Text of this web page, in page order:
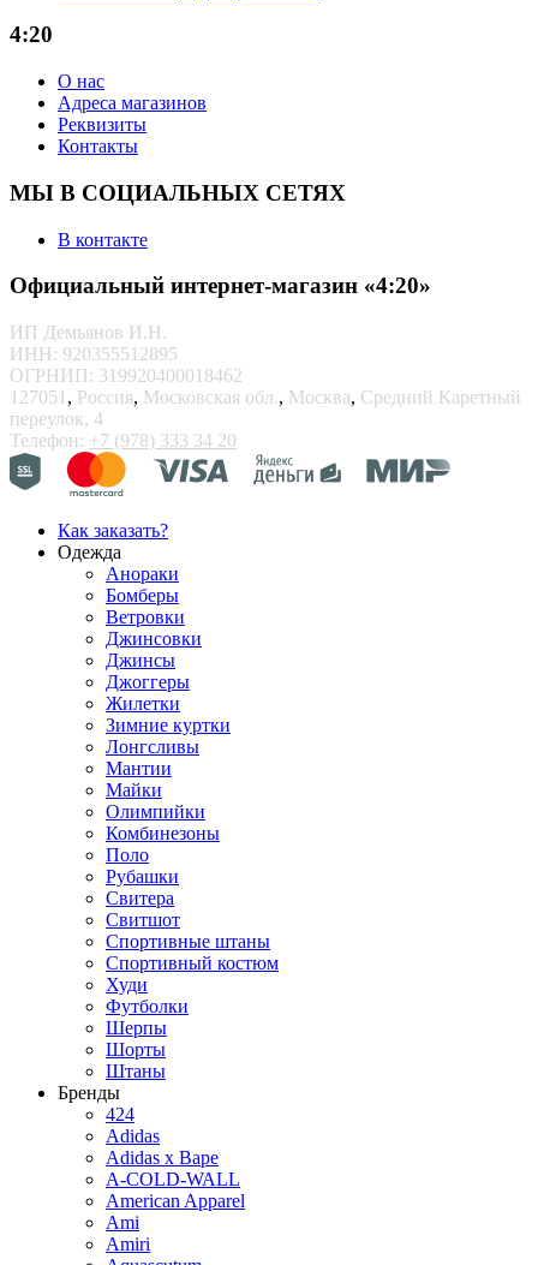
4:20
О нас
Адреса магазинов
Реквизиты
Контакты
МЫ В СОЦИАЛЬНЫХ СЕТЯХ
В контакте
Официальный интернет-магазин «4:20»
ИП Демьянов И.Н.
ИНН: 920355512895
ОГРНИП: 319920400018462
127051 , Россия, Московская обл., Москва, Средний Каретный
переулок, 4
Телефон: +7 (978) 333 34 20
Как заказать?
Одежда
Анораки
Бомберы
Ветровки
Джинсовки
Джинсы
Джоггеры
Жилетки
Зимние куртки
Лонгсливы
Мантии
Майки
Олимпийки
Комбинезоны
Поло
Рубашки
Свитера
Свитшот
Спортивные штаны
Спортивный костюм
Худи
Футболки
Шерпы
Шорты
Штаны
Бренды
424
Adidas
Adidas x Bape
A-COLD-WALL
American Apparel
Ami
Amiri